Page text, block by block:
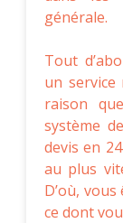
générale.
Tout
un service
raison
système
devis en
au plus
D’où,
ce dont